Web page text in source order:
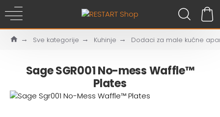
Sve kategorije Kuhinje Dodaci za male kućne
Sage SGR001 No-mess Waffle™
Plates